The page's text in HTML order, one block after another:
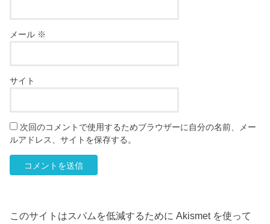
メール ※
サイト
次回のコメントで使用するためブラウザーに自分の名前、メー
ルアドレス、サイトを保存する。
このサイトはスパムを低減するために Akismet を使って